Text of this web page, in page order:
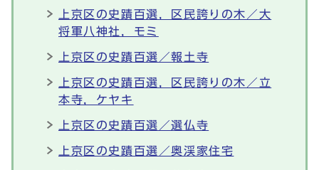
上京区の史蹟百選，区民誇りの木／大
将軍八神社，モミ
上京区の史蹟百選／報土寺
上京区の史蹟百選，区民誇りの木／立
本寺，ケヤキ
上京区の史蹟百選／選仏寺
上京区の史蹟百選／奥渓家住宅